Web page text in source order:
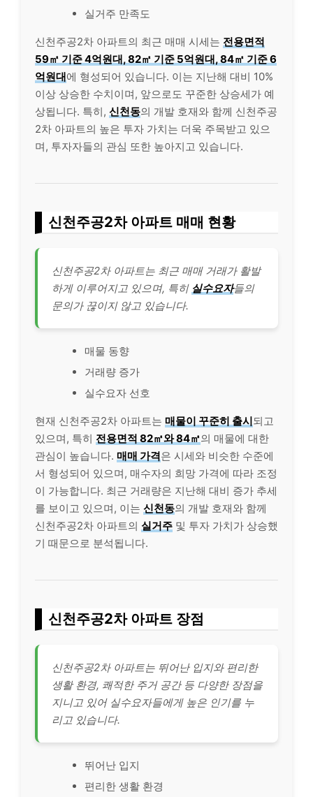
실거주 만족도
신천주공2차 아파트의 최근 매매 시세는 전용면적
59㎡ 기준 4억원대, 82㎡ 기준 5억원대, 84㎡ 기준 6
억원대에 형성되어 있습니다. 이는 지난해 대비 10%
이상 상승한 수치이며, 앞으로도 꾸준한 상승세가 예
상됩니다. 특히, 신천동의 개발 호재와 함께 신천주공
2차 아파트의 높은 투자 가치는 더욱 주목받고 있으
며, 투자자들의 관심 또한 높아지고 있습니다.
신천주공2차 아파트 매매 현황
신천주공2차 아파트는 최근 매매 거래가 활발
하게 이루어지고 있으며, 특히 실수요자들의
문의가 끊이지 않고 있습니다.
매물 동향
거래량 증가
실수요자 선호
현재 신천주공2차 아파트는 매물이 꾸준히 출시되고
있으며, 특히 전용면적 82㎡와 84㎡의 매물에 대한
관심이 높습니다. 매매 가격은 시세와 비슷한 수준에
서 형성되어 있으며, 매수자의 희망 가격에 따라 조정
이 가능합니다. 최근 거래량은 지난해 대비 증가 추세
를 보이고 있으며, 이는 신천동의 개발 호재와 함께
신천주공2차 아파트의 실거주 및 투자 가치가 상승했
기 때문으로 분석됩니다.
신천주공2차 아파트 장점
신천주공2차 아파트는 뛰어난 입지와 편리한
생활 환경, 쾌적한 주거 공간 등 다양한 장점을
지니고 있어 실수요자들에게 높은 인기를 누
리고 있습니다.
뛰어난 입지
편리한 생활 환경